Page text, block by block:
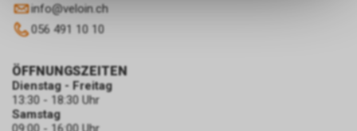
info@veloin.ch
056 491 10 10
ÖFFNUNGSZEITEN
Dienstag - Freitag
13:30 - 18:30 Uhr
Samstag